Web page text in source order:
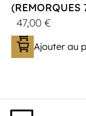
(REMORQUES
47,00€
Ajouter au